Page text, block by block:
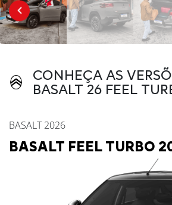
CONHEÇA AS
BASALT 26 FEEL
BASALT 2026
BASALT FEEL TURBO